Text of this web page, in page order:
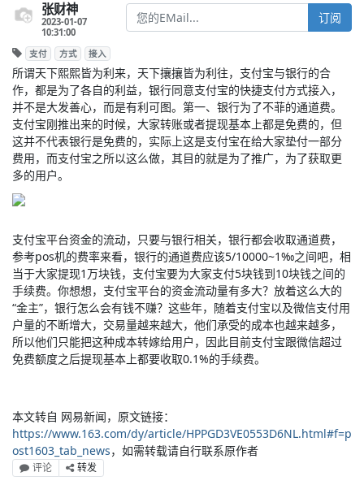
张财神
2023-01-07
10:31:00
订阅
支付 方式 接入
所谓天下熙熙皆为利来，天下攘攘皆为利往，支付宝与银行的合
作，都是为了各自的利益，银行同意支付宝的快捷支付方式接入，
并不是大发善心，而是有利可图。第一、银行为了不菲的通道费。
支付宝刚推出来的时候，大家转账或者提现基本上都是免费的，但
这并不代表银行是免费的，实际上这是支付宝在给大家垫付一部分
费用，而支付宝之所以这么做，其目的就是为了推广，为了获取更
多的用户。
支付宝平台资金的流动，只要与银行相关，银行都会收取通道费，
参考pos机的费率来看，银行的通道费应该5/10000~1‰之间吧，相
当于大家提现1万块钱，支付宝要为大家支付5块钱到10块钱之间的
手续费。你想想，支付宝平台的资金流动量有多大？放着这么大的
“金主”，银行怎么会有钱不赚？这些年，随着支付宝以及微信支付用
户量的不断增大，交易量越来越大，他们承受的成本也越来越多，
所以他们只能把这种成本转嫁给用户，因此目前支付宝跟微信超过
免费额度之后提现基本上都要收取0.1%的手续费。
本文转自 网易新闻，原文链接：
https://www.163.com/dy/article/HPPGD3VE0553D6NL.html#f=p
ost1603_tab_news，如需转载请自行联系原作者
评论 转发